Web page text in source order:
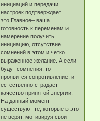
инициаций и передачи
настроек подтверждает
это.Главное– ваша
готовность к переменам и
намерение получить
инициацию, отсутствие
сомнений в этом и четко
выраженное желание. А если
будут сомнения, то
проявится сопротивление, и
естественно страдает
качество принятой энергии.
На данный момент
существуют те, которые в это
не верят, мотивируя свои